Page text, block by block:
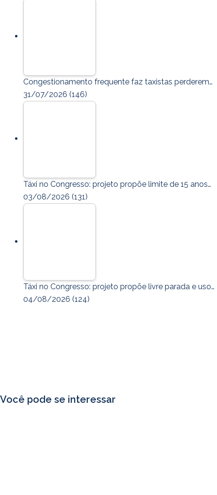
Congestionamento frequente faz taxistas perderem…
31/07/2026 (146)
Táxi no Congresso: projeto propõe limite de 15 anos…
03/08/2026 (131)
Táxi no Congresso: projeto propõe livre parada e uso…
04/08/2026 (124)
Você pode se interessar